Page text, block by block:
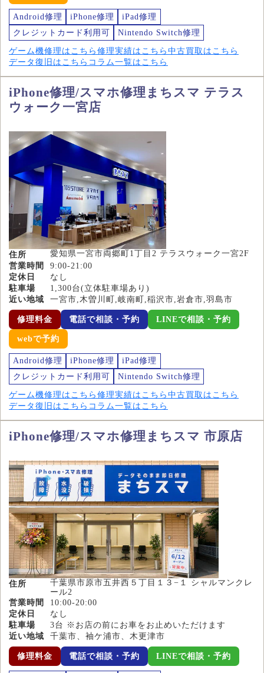
Android修理 iPhone修理
iPad修理
クレジットカード利用可
Nintendo Switch修理
ゲーム機修理はこちら 修理実績はこちら 中古買取はこちら
データ復旧はこちら コラム一覧はこちら
iPhone修理/スマホ修理まちスマ テラス
ウォーク一宮店
住所
愛知県一宮市両郷町1丁目2 テラスウォーク一宮2F
営業時間
9:00-21:00
定休日
なし
駐車場
1,300台(立体駐車場あり)
近い地域
一宮市,木曽川町,岐南町,稲沢市,岩倉市,羽島市
修理料金 電話で相談・予約 LINEで相談・予約
webで予約
Android修理 iPhone修理
iPad修理
クレジットカード利用可
Nintendo Switch修理
ゲーム機修理はこちら 修理実績はこちら 中古買取はこちら
データ復旧はこちら コラム一覧はこちら
iPhone修理/スマホ修理まちスマ 市原店
住所
千葉県市原市五井西５丁目１３−１ シャルマンクレ
ール2
営業時間
10:00-20:00
定休日
なし
駐車場
3台 ※お店の前にお車をお止めいただけます
近い地域
千葉市、袖ケ浦市、木更津市
修理料金 電話で相談・予約 LINEで相談・予約